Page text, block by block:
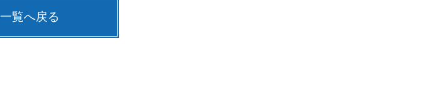
一覧へ戻る